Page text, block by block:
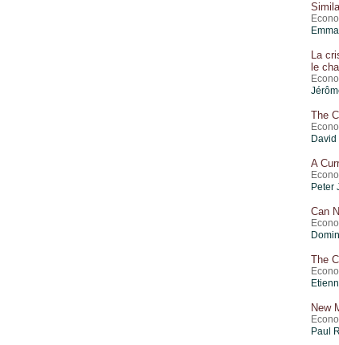
La
le
The
David
A
Peter
Can
The
New
Paul